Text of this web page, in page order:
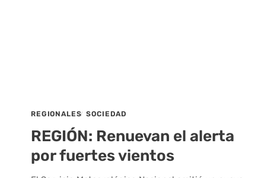
REGIONALES SOCIEDAD
REGIÓN: Renuevan el alerta
por fuertes vientos